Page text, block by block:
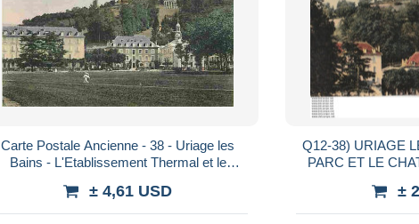
Carte Postale Ancienne - 38 - Uriage les
Bains - L'Etablissement Thermal et le
± 4,61 USD
Q12-38) URIAGE
PARC ET LE CHATEAU D' URIAGE - (2
±